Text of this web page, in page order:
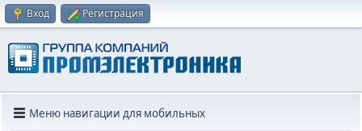
Вход Регистрация
Меню навигации для мобильных